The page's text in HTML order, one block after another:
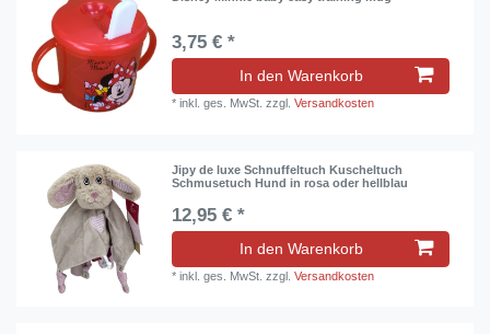
3,75 € *
In den Warenkorb
*inkl. ges. MwSt. zzgl.Versandkosten
Jipy de luxe Schnuffeltuch Kuscheltuch
Schmusetuch Hund in rosa oder hellblau
12,95 € *
In den Warenkorb
*inkl. ges. MwSt. zzgl.Versandkosten